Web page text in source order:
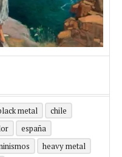
metal
chile
españa
heavy metal